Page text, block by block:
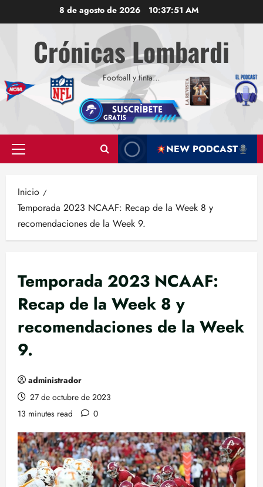
al
contenido
8 de agosto de 2026 10:37:52 AM
Crónicas Lombardi
Football y tinta…
Menú
NEW PODCAST
Inicio
Temporada 2023 NCAAF: Recap de la Week 8 y
recomendaciones de la Week 9.
Temporada 2023 NCAAF:
Recap de la Week 8 y
recomendaciones de la Week
9.
administrador
27 de octubre de 2023
13 minutes read
0